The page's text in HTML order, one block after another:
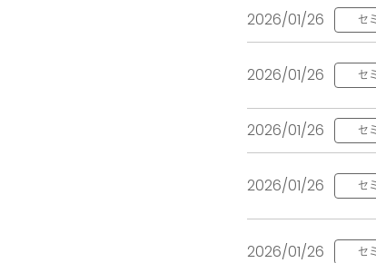
2026/01/26 セ
2026/01/26 セ
2026/01/26 セ
2026/01/26 セ
2026/01/26 セ